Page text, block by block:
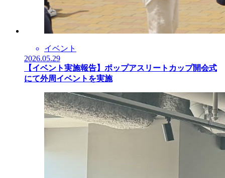
イベント
2026.05.29
【イベント実施報告】ポップアスリートカップ開会式
にて外周イベントを実施